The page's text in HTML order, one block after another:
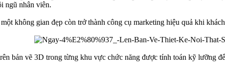
ngũ nhân viên.
không gian đẹp còn trở thành công cụ marketing hiệu quả khi
bản vẽ 3D trong từng khu vực chức năng được tính toán kỹ lưỡng